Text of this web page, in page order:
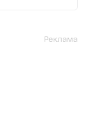
Реклама